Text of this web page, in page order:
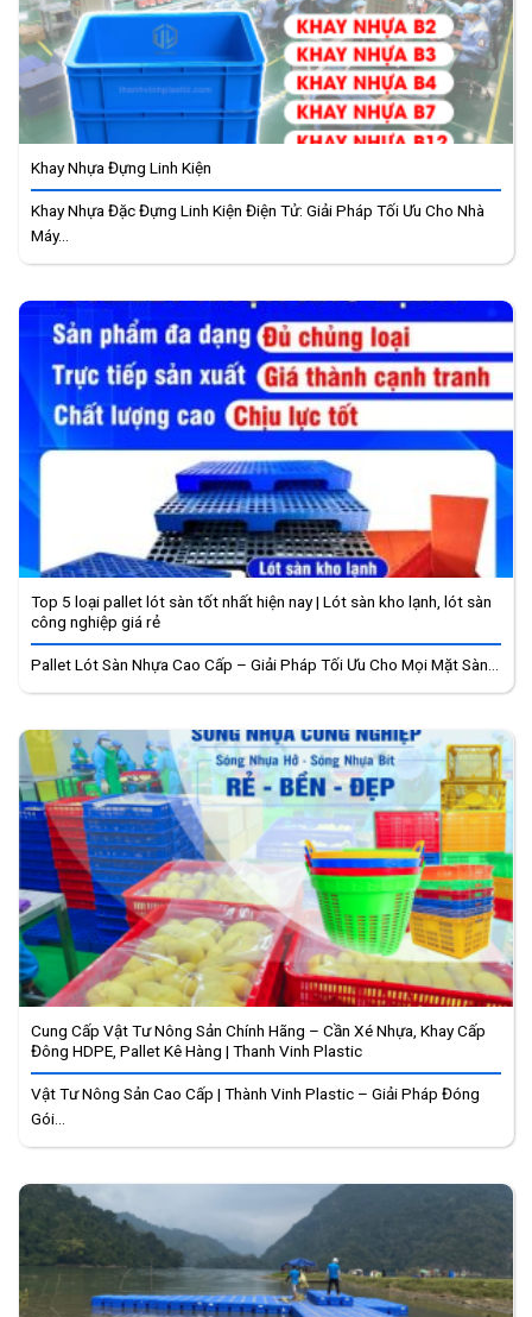
Khay Nhựa Đựng Linh Kiện
Khay Nhựa Đặc Đựng Linh Kiện Điện Tử: Giải Pháp Tối Ưu Cho Nhà
Máy...
Top 5 loại pallet lót sàn tốt nhất hiện nay | Lót sàn kho lạnh, lót sàn
công nghiệp giá rẻ
Pallet Lót Sàn Nhựa Cao Cấp – Giải Pháp Tối Ưu Cho Mọi Mặt Sàn...
Cung Cấp Vật Tư Nông Sản Chính Hãng – Cần Xé Nhựa, Khay Cấp
Đông HDPE, Pallet Kê Hàng | Thanh Vinh Plastic
Vật Tư Nông Sản Cao Cấp | Thành Vinh Plastic – Giải Pháp Đóng
Gói...